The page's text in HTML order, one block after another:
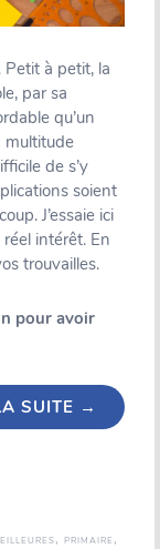
à petit, la
par sa
qu’un
multitude
de s’y
soient
J’essaie ici
intérêt. En
trouvailles.
pour avoir
SUITE →
, PRIMAIRE ,